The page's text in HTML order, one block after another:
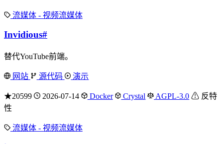
流媒体 - 视频流媒体
Invidious#
替代YouTube前端。
网站 源代码 演示
★20599 2026-07-14 Docker Crystal AGPL-3.0 ⚠ 反特
性
流媒体 - 视频流媒体